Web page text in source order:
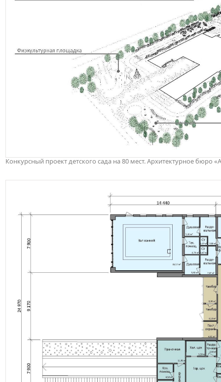
Конкурсный проект детского сада на 80 мест. Архитектурное бюро